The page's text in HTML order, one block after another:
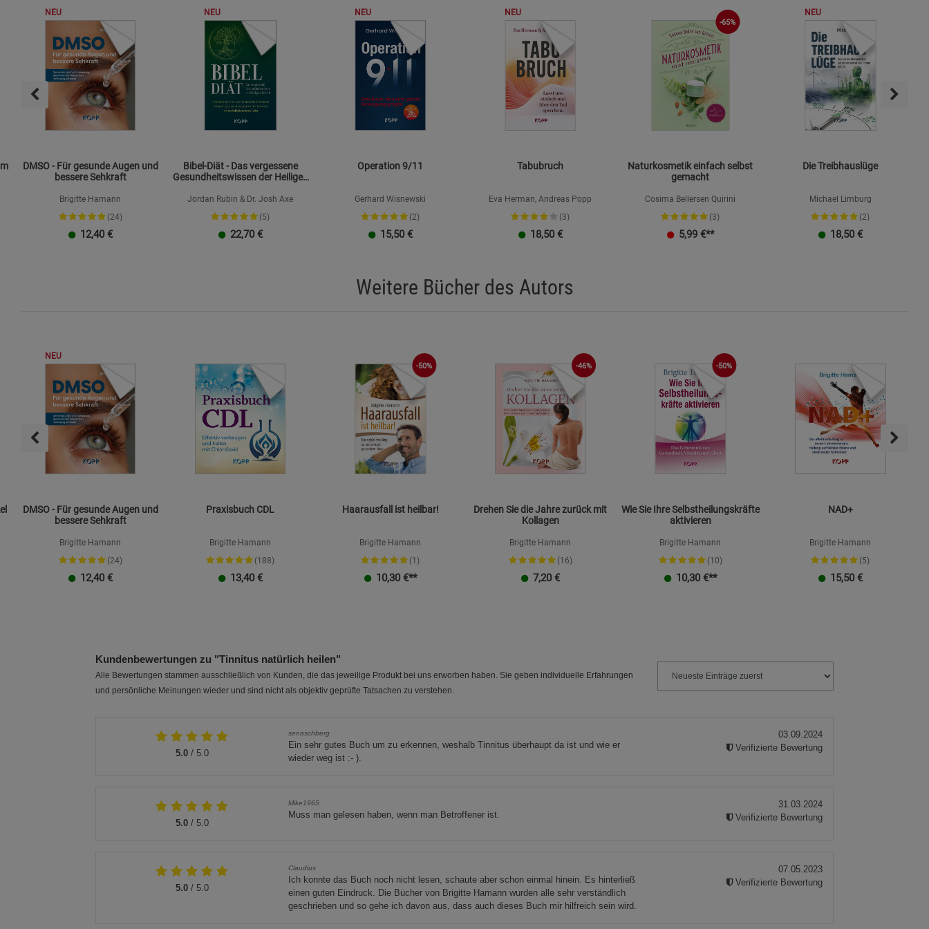
NEU
DMSO - Für gesunde Augen und
bessere Sehkraft
Brigitte Hamann
(24)
12,40 €
NEU
Bibel-Diät - Das vergessene
Gesundheitswissen der Heiligen
Jordan Rubin & Dr. Josh Axe
(5)
22,70 €
NEU
Operation 9/11
Gerhard Wisnewski
(2)
15,50 €
NEU
Tabubruch
Eva Herman, Andreas Popp
(3)
18,50 €
-65%
Naturkosmetik einfach selbst
gemacht
Cosima Bellersen Quirini
(3)
5,99 €**
NEU
Die Treibhauslüge
Michael Limburg
(2)
18,50 €
Weitere Bücher des Autors
NEU
DMSO - Für gesunde Augen und
bessere Sehkraft
Brigitte Hamann
(24)
12,40 €
Praxisbuch CDL
Brigitte Hamann
(188)
13,40 €
-50%
Haarausfall ist heilbar!
Brigitte Hamann
(1)
10,30 €**
-46%
Drehen Sie die Jahre zurück mit
Kollagen
Brigitte Hamann
(16)
7,20 €
-50%
Wie Sie Ihre Selbstheilungskräfte
aktivieren
Brigitte Hamann
(10)
10,30 €**
NAD+
Brigitte Hamann
(5)
15,50 €
Kundenbewertungen zu "Tinnitus natürlich heilen"
Alle Bewertungen stammen ausschließlich von Kunden, die das jeweilige Produkt bei uns erworben haben. Sie geben individuelle Erfahrungen
und persönliche Meinungen wieder und sind nicht als objektiv geprüfte Tatsachen zu verstehen.
5.0/ 5.0
senaschberg
Ein sehr gutes Buch um zu erkennen, weshalb Tinnitus überhaupt da ist und wie er
wieder weg ist :- ).
03.09.2024
Verifizierte Bewertung
5.0/ 5.0
Mike1965
Muss man gelesen haben, wenn man Betroffener ist.
31.03.2024
Verifizierte Bewertung
5.0/ 5.0
Claudius
Ich konnte das Buch noch nicht lesen, schaute aber schon einmal hinein. Es hinterließ
einen guten Eindruck. Die Bücher von Brigitte Hamann wurden alle sehr verständlich
geschrieben und so gehe ich davon aus, dass auch dieses Buch mir hilfreich sein wird.
07.05.2023
Verifizierte Bewertung
Marketing Cookies (3)
Beschreibung Marketing Cookies
Cookie-Informationen anzeigen
Datenschutzerklärung